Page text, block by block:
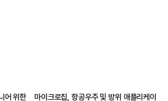
어 위한 마이크로칩, 항공우주 및 방위 애플리케이